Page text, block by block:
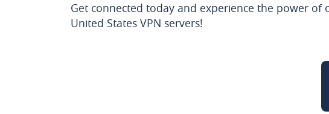
Get connected today and experience the power of
United States VPN servers!